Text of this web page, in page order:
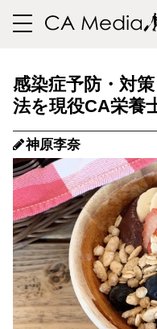
toggle
感染症予防・対
法を現役CA栄養
神原李奈